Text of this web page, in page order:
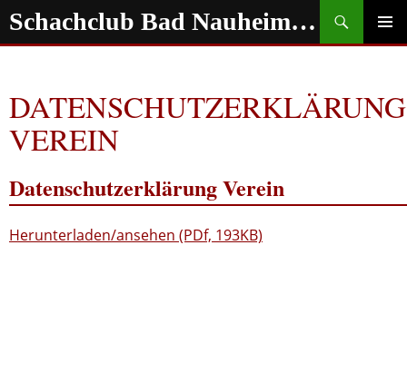
Zum
Inhalt
Schachclub Bad Nauheim e.V.
Suchen
DATENSCHUTZERKLÄRUNG
VEREIN
Datenschutzerklärung Verein
Herunterladen/ansehen (PDf, 193KB)